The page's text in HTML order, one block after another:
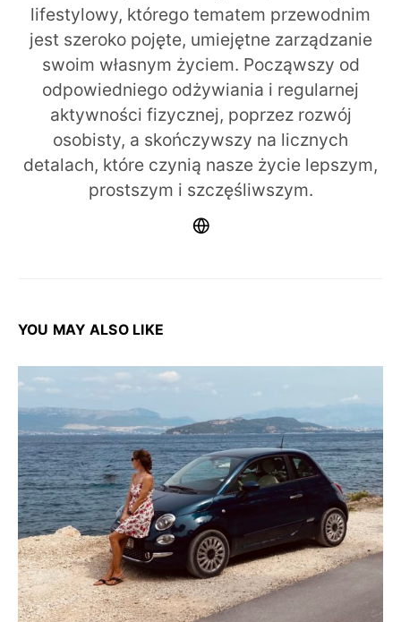
lifestylowy, którego tematem przewodnim
jest szeroko pojęte, umiejętne zarządzanie
swoim własnym życiem. Począwszy od
odpowiedniego odżywiania i regularnej
aktywności fizycznej, poprzez rozwój
osobisty, a skończywszy na licznych
detalach, które czynią nasze życie lepszym,
prostszym i szczęśliwszym.
YOU MAY ALSO LIKE